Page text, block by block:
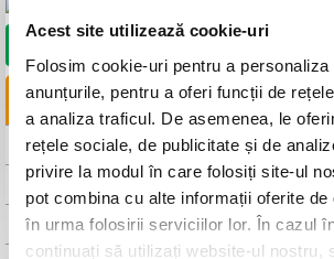
Acest site utilizează cookie-uri
Folosim cookie-uri pentru a
anunțurile, pentru a oferi funcții de
a analiza traficul. De asemenea, le
rețele sociale, de publicitate și de
privire la modul în care folosiți site-ul
pot combina cu alte informații oferite
în urma folosirii serviciilor lor. În cazul
continuați să utilizați website-ul nostru,
LINKURI UTILE
CAUTA DISTRIBUITOR
CAUTA SERVICE
FISA TEHNICA